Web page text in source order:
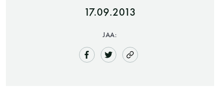
17.09.2013
JAA: